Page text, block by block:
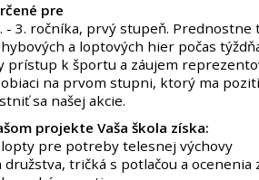
pre
- 3. ročníka, prvý stupeň.
a loptových hier počas
prístup k športu a záujem
na prvom stupni, ktorý ma
sa našej akcie.
projekte Vaša škola získa:
pre potreby telesnej výchovy
družstva, tričká s potlačou a